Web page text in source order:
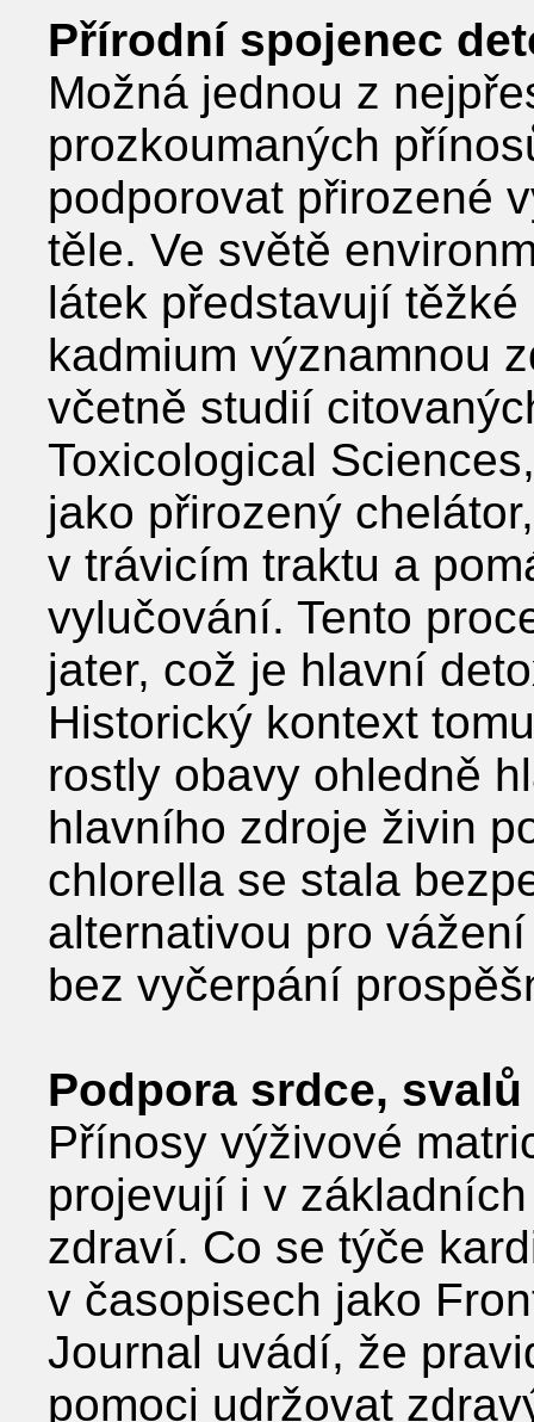
Přírodní spojenec
Možná jednou z
prozkoumaných
podporovat přirozené
těle. Ve světě
látek představují
kadmium významnou
včetně studií
Toxicological
jako přirozený
v trávicím traktu a
vylučování. Tento
jater, což je hlavní
Historický kontext
rostly obavy ohledně
hlavního zdroje živin
chlorella se stala
alternativou pro
bez vyčerpání
Podpora srdce,
Přínosy výživové
projevují i v
zdraví. Co se týče
v časopisech jako
Journal uvádí, že
pomoci udržovat